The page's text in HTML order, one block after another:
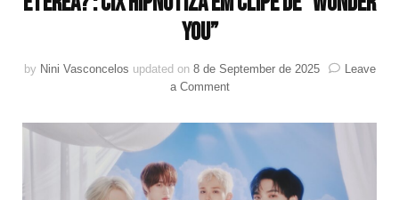
YOU”
by Nini Vasconcelos updated on 8 de September de 2025
Leave
a Commenton
para
embarcar
uma
jornada